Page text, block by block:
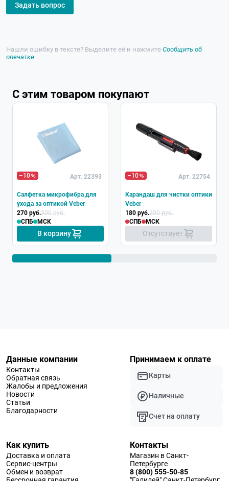
Задать вопрос
Нашли ошибку в тексте? Выделите её и нажмите Сообщить об
опечатке
С этим товаром покупают
–10 Арт. 22393
Салфетка микрофибра для
ухода за оптикой Veber
270 руб.300 руб.
СПБ
МСК
В корзину
–10
Арт. 22754
Карандаш для чистки оптики
Veber
180 руб.200 руб.
СПБ
МСК
Отсутствует
Данные компании
Контакты
Обратная связь
Жалобы и предложения
Новости
Статьи
Благодарности
Принимаем к оплате
Карты
Наличные
Счет на оплату
Как купить
Доставка и оплата
Сервис-центры
Обмен и возврат
Контакты
Магазин в Санкт-
Петербурге
8 (800) 555-50-85